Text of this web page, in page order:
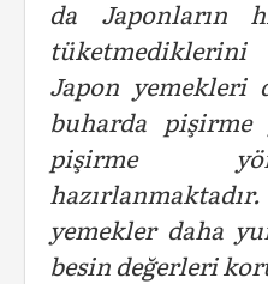
da Japonların
Japon yemekleri
buharda
pişirme
yemekler daha
besin değerleri